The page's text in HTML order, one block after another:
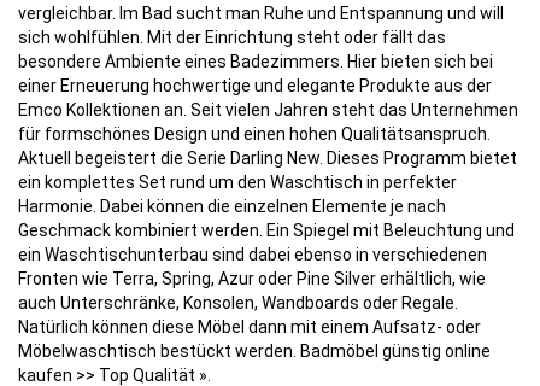
vergleichbar. Im Bad sucht man Ruhe und Entspannung und will
sich wohlfühlen. Mit der Einrichtung steht oder fällt das
besondere Ambiente eines Badezimmers. Hier bieten sich bei
einer Erneuerung hochwertige und elegante Produkte aus der
Emco Kollektionen an. Seit vielen Jahren steht das Unternehmen
für formschönes Design und einen hohen Qualitätsanspruch.
Aktuell begeistert die Serie Darling New. Dieses Programm bietet
ein komplettes Set rund um den Waschtisch in perfekter
Harmonie. Dabei können die einzelnen Elemente je nach
Geschmack kombiniert werden. Ein Spiegel mit Beleuchtung und
ein Waschtischunterbau sind dabei ebenso in verschiedenen
Fronten wie Terra, Spring, Azur oder Pine Silver erhältlich, wie
auch Unterschränke, Konsolen, Wandboards oder Regale.
Natürlich können diese Möbel dann mit einem Aufsatz- oder
Möbelwaschtisch bestückt werden. Badmöbel günstig online
kaufen >> Top Qualität ».